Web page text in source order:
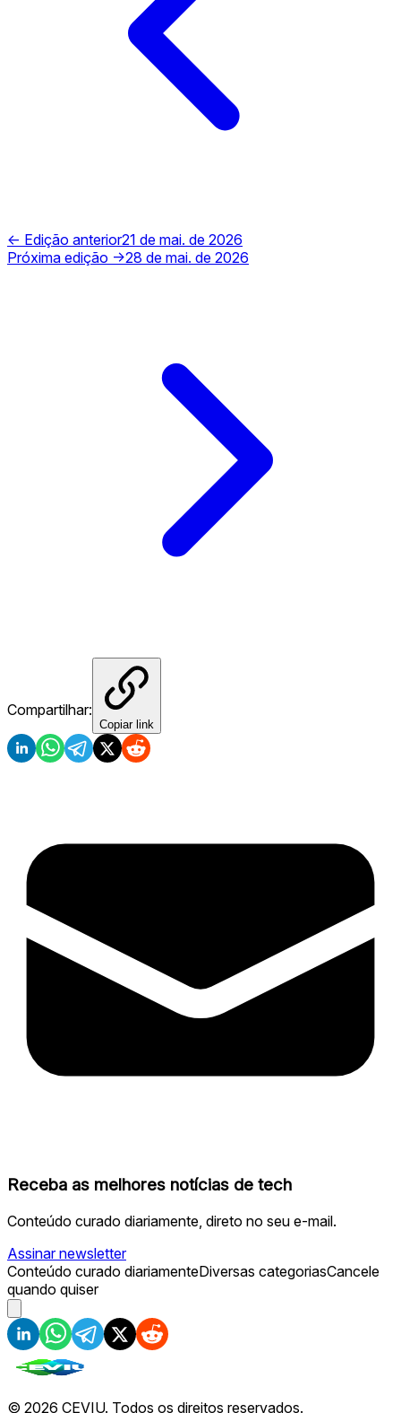
← Edição anterior21 de mai. de 2026
Próxima edição →28 de mai. de 2026
Compartilhar:
Copiar link
Receba as melhores notícias de tech
Conteúdo curado diariamente, direto no seu e-mail.
Assinar newsletter
Conteúdo curado diariamenteDiversas categoriasCancele
quando quiser
© 2026 CEVIU. Todos os direitos reservados.